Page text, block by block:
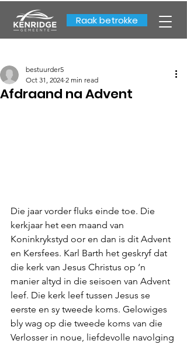
Raak betrokke
Afdraand na Advent
bestuurder5
Oct 31, 2024 2 min read
Die jaar vorder fluks einde toe. Die
kerkjaar het een maand van
Koninkrykstyd oor en dan is dit Advent
en Kersfees. Karl Barth het geskryf dat
die kerk van Jesus Christus op ‘n
manier altyd in die seisoen van Advent
leef. Die kerk leef tussen Jesus se
eerste en sy tweede koms. Gelowiges
bly wag op die tweede koms van die
Verlosser in noue, liefdevolle navolging